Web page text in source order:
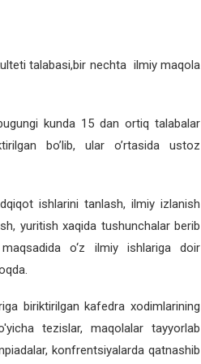
talabasi,bir nechta ilmiy maqola
kunda 15 dan ortiq talabalar
bo’lib, ular o’rtasida ustoz
ishlarini tanlash, ilmiy izlanish
yuritish xaqida tushunchalar berib
o‘z ilmiy ishlariga doir
biriktirilgan kafedra xodimlarining
tezislar, maqolalar tayyorlab
konfrentsiyalarda qatnashib